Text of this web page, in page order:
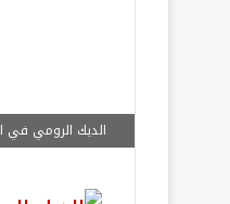
الديك الرومي في